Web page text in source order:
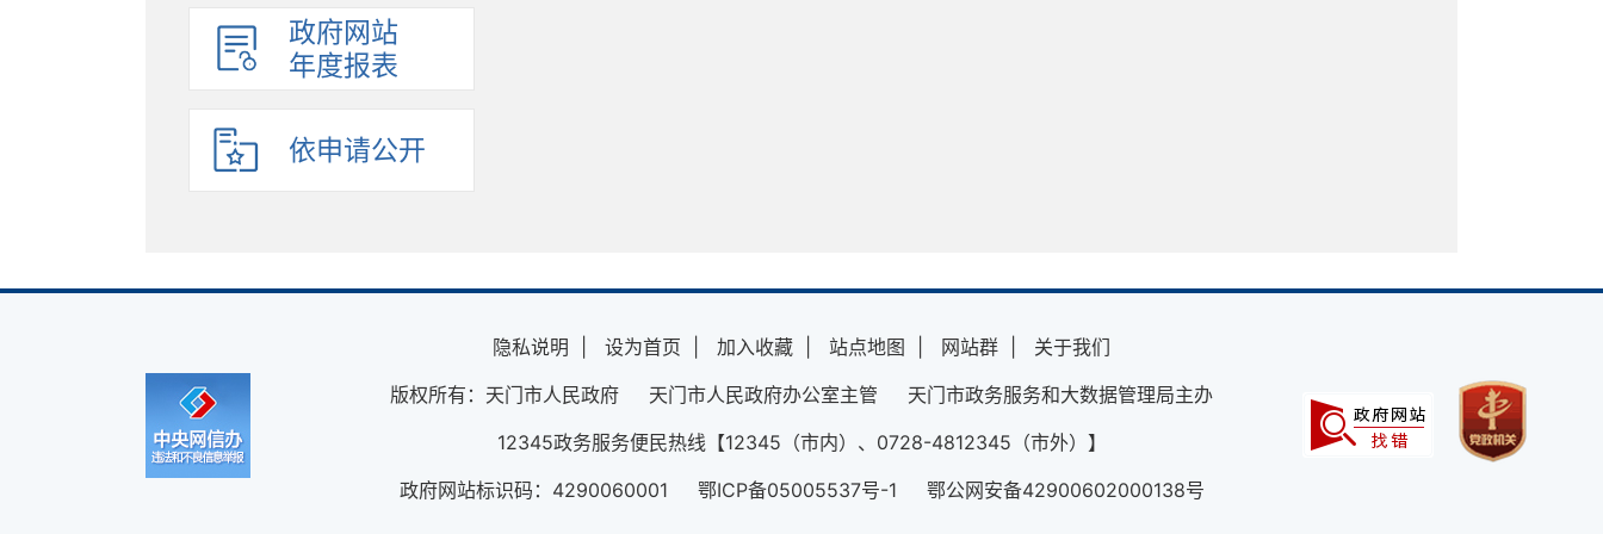
政府网站
年度报表
依申请公开
隐私说明 设为首页 加入收藏 站点地图 网站群
关于我们
版权所有：天门市人民政府 天门市人民政府办公室主管 天门市政务服务和大数据管理局主办
12345政务服务便民热线【12345（市内）、0728-4812345（市外）】
政府网站标识码：4290060001 鄂ICP备05005537号-1 鄂公网安备42900602000138号